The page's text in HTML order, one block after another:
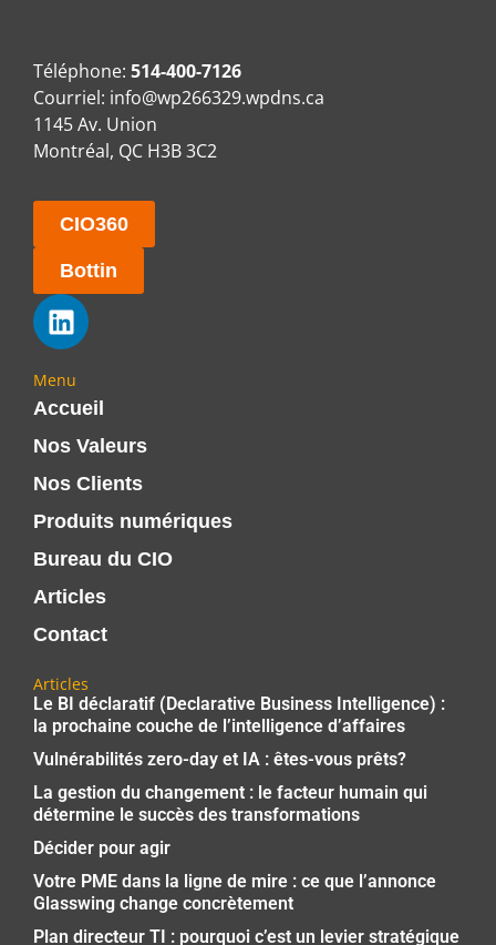
Téléphone: 514-400-7126
Courriel: info@wp266329.wpdns.ca
1145 Av. Union
Montréal, QC H3B 3C2
CIO360
Bottin
Menu
Accueil
Nos Valeurs
Nos Clients
Produits numériques
Bureau du CIO
Articles
Contact
Articles
Le BI déclaratif (Declarative Business Intelligence) :
la prochaine couche de l’intelligence d’affaires
Vulnérabilités zero-day et IA : êtes-vous prêts?
La gestion du changement : le facteur humain qui
détermine le succès des transformations
Décider pour agir
Votre PME dans la ligne de mire : ce que l’annonce
Glasswing change concrètement
Plan directeur TI : pourquoi c’est un levier stratégique